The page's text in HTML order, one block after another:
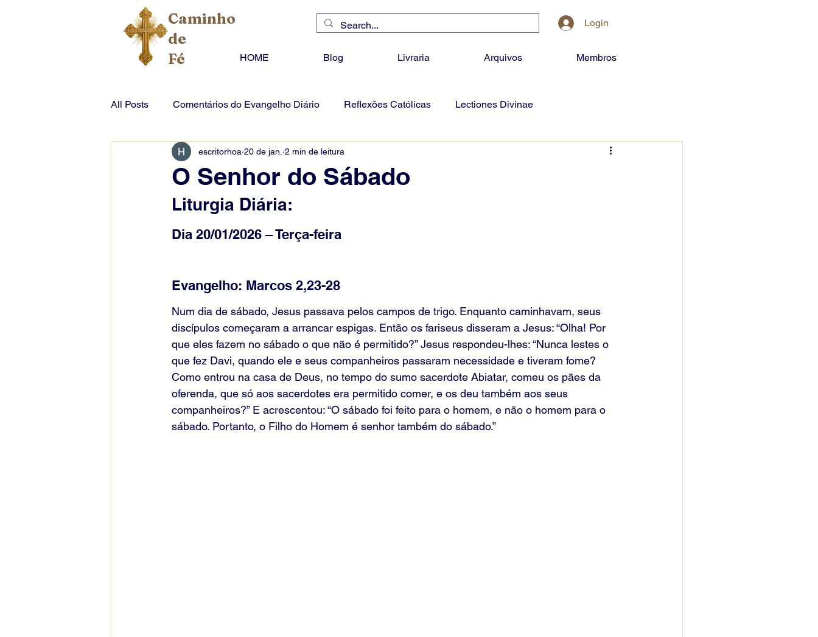
Caminho
de
Fé
Login
HOME Blog Livraria Arquivos Membros
All Posts Comentários do Evangelho Diário Reflexões Católicas Lectiones Divinae
O Senhor do Sábado
escritorhoa 20 de jan. 2 min de leitura
Liturgia Diária:
Dia 20/01/2026 – Terça-feira
Evangelho: Marcos 2,23-28
Num dia de sábado, Jesus passava pelos campos de trigo. Enquanto caminhavam, seus
discípulos começaram a arrancar espigas. Então os fariseus disseram a Jesus: “Olha! Por
que eles fazem no sábado o que não é permitido?” Jesus respondeu-lhes: “Nunca lestes o
que fez Davi, quando ele e seus companheiros passaram necessidade e tiveram fome?
Como entrou na casa de Deus, no tempo do sumo sacerdote Abiatar, comeu os pães da
oferenda, que só aos sacerdotes era permitido comer, e os deu também aos seus
companheiros?” E acrescentou: “O sábado foi feito para o homem, e não o homem para o
sábado. Portanto, o Filho do Homem é senhor também do sábado.”